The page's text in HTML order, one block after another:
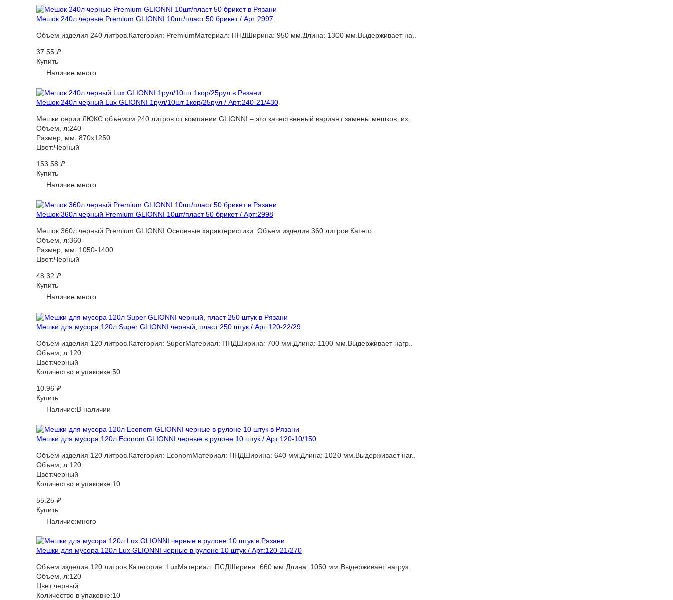
Мешок 240л черные Premium GLIONNI 10шт/пласт 50 брикет / Арт:2997
Объем изделия 240 литров.Категория: PremiumМатериал: ПНДШирина: 950 мм.Длина: 1300 мм.Выдерживает на..
37.55 ₽
Купить
Наличие:много
Мешок 240л черный Lux GLIONNI 1рул/10шт 1кор/25рул / Арт:240-21/430
Мешки серии ЛЮКС объёмом 240 литров от компании GLIONNI – это качественный вариант замены мешков, из..
Объем, л:240
Размер, мм.:870х1250
Цвет:Черный
153.58 ₽
Купить
Наличие:много
Мешок 360л черный Premium GLIONNI 10шт/пласт 50 брикет / Арт:2998
Мешок 360л черный Premium GLIONNI Основные характеристики: Объем изделия 360 литров.Катего..
Объем, л:360
Размер, мм.:1050-1400
Цвет:Черный
48.32 ₽
Купить
Наличие:много
Мешки для мусора 120л Super GLIONNI черный, пласт 250 штук / Арт:120-22/29
Объем изделия 120 литров.Категория: SuperМатериал: ПНДШирина: 700 мм.Длина: 1100 мм.Выдерживает нагр..
Объем, л:120
Цвет:черный
Количество в упаковке:50
10.96 ₽
Купить
Наличие:В наличии
Мешки для мусора 120л Econom GLIONNI черные в рулоне 10 штук / Арт:120-10/150
Объем изделия 120 литров.Категория: EconomМатериал: ПНДШирина: 640 мм.Длина: 1020 мм.Выдерживает наг..
Объем, л:120
Цвет:черный
Количество в упаковке:10
55.25 ₽
Купить
Наличие:много
Мешки для мусора 120л Lux GLIONNI черные в рулоне 10 штук / Арт:120-21/270
Объем изделия 120 литров.Категория: LuxМатериал: ПСДШирина: 660 мм.Длина: 1050 мм.Выдерживает нагруз..
Объем, л:120
Цвет:черный
Количество в упаковке:10